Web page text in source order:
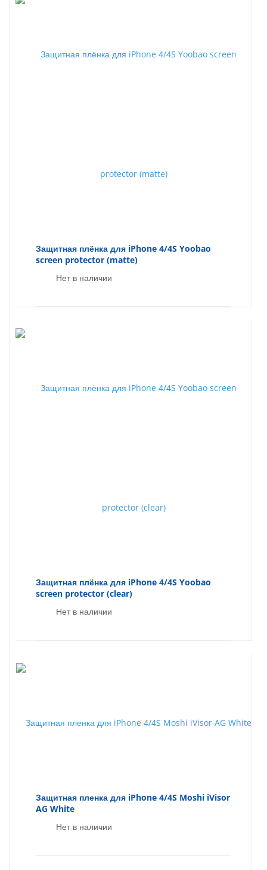
Защитная плёнка для iPhone 4/4S Yoobao
screen protector (matte)
Нет в наличии
Защитная плёнка для iPhone 4/4S Yoobao
screen protector (clear)
Нет в наличии
Защитная пленка для iPhone 4/4S Moshi iVisor
AG White
Нет в наличии